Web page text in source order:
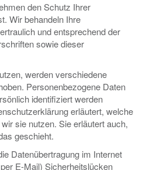
den Schutz Ihrer
Wir behandeln Ihre
und entsprechend der
sowie dieser
werden verschiedene
Personenbezogene Daten
identifiziert werden
erläutert, welche
sie nutzen. Sie erläutert auch,
geschieht.
Datenübertragung im Internet
E-Mail) Sicherheitslücken